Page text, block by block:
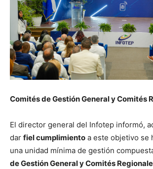
Comités de Gestión General y Comités
El director general del Infotep informó,
dar fiel cumplimiento a este objetivo se
una unidad mínima de gestión
de Gestión General y Comités